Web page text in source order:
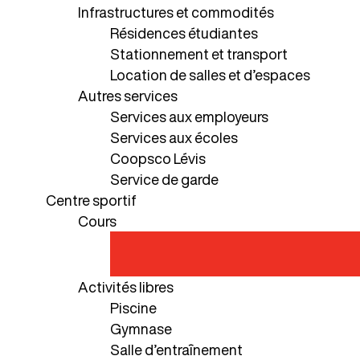
Infrastructures et commodités
Résidences étudiantes
Stationnement et transport
Location de salles et d’espaces
Autres services
Services aux employeurs
Services aux écoles
Coopsco Lévis
Service de garde
Centre sportif
Cours
Activités libres
Piscine
Gymnase
Salle d’entraînement